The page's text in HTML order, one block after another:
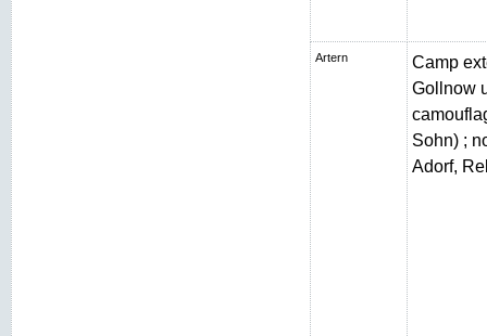
Artern
Camp
Gollnow
Sohn) ;
Adorf,